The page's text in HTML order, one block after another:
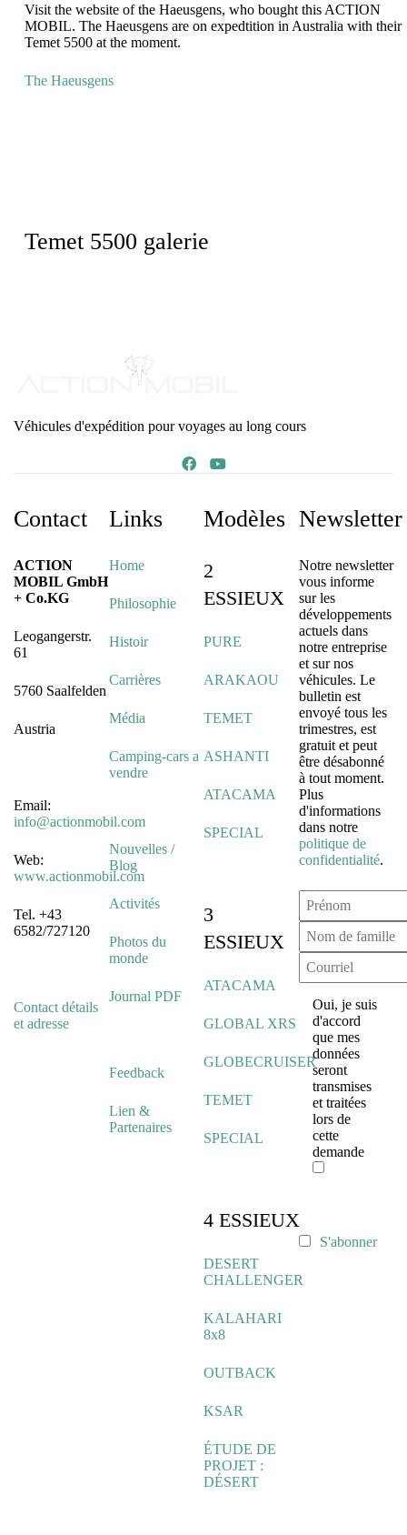
Visit the website of the Haeusgens, who bought this ACTION
MOBIL. The Haeusgens are on expedtition in Australia with their
Temet 5500 at the moment.
The Haeusgens
Temet 5500 galerie
Véhicules d'expédition pour voyages au long cours
Contact
ACTION
MOBIL GmbH
+ Co.KG
Leogangerstr.
61
5760 Saalfelden
Austria
Email:
info@actionmobil.com
Web:
www.actionmobil.com
Tel. +43
6582/727120
Contact détails
et adresse
Links
Home
Philosophie
Histoir
Carrières
Média
Camping-cars a
vendre
Nouvelles /
Blog
Activités
Photos du
monde
Journal PDF
Feedback
Lien &
Partenaires
Modèles
2
ESSIEUX
PURE
ARAKAOU
TEMET
ASHANTI
ATACAMA
SPECIAL
3
ESSIEUX
ATACAMA
GLOBAL XRS
GLOBECRUISER
TEMET
SPECIAL
4 ESSIEUX
DESERT
CHALLENGER
KALAHARI
8x8
OUTBACK
KSAR
ÉTUDE DE
PROJET :
DÉSERT
Newsletter
Notre newsletter
vous informe
sur les
développements
actuels dans
notre entreprise
et sur nos
véhicules. Le
bulletin est
envoyé tous les
trimestres, est
gratuit et peut
être désabonné
à tout moment.
Plus
d'informations
dans notre
politique de
confidentialité.
Oui, je suis
d'accord
que mes
données
seront
transmises
et traitées
lors de
cette
demande
S'abonner